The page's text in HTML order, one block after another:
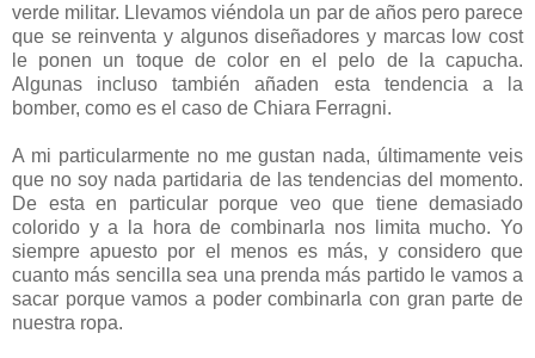
verde militar. Llevamos viéndola un par de años pero parece
que se reinventa y algunos diseñadores y marcas low cost
le ponen un toque de color en el pelo de la capucha.
Algunas incluso también añaden esta tendencia a la
bomber, como es el caso de Chiara Ferragni.
A mi particularmente no me gustan nada, últimamente veis
que no soy nada partidaria de las tendencias del momento.
De esta en particular porque veo que tiene demasiado
colorido y a la hora de combinarla nos limita mucho. Yo
siempre apuesto por el menos es más, y considero que
cuanto más sencilla sea una prenda más partido le vamos a
sacar porque vamos a poder combinarla con gran parte de
nuestra ropa.